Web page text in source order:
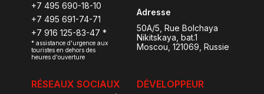
DÉVELOPPEUR
+7 495 690-18-10
+7 495 691-74-71
+7 916 125-83-47 *
* assistance d'urgence aux
touristes en dehors des
heures d'ouverture
Adresse
50A/5, Rue Bolchaya
Nikitskaya, bat.1
Moscou, 121069, Russie
RÉSEAUX SOCIAUX